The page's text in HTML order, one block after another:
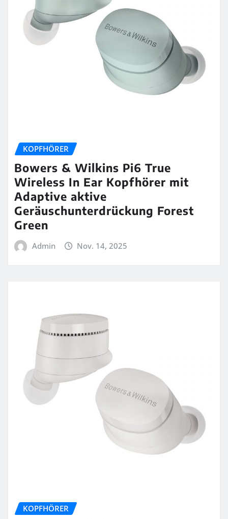
KOPFHÖRER
Bowers & Wilkins Pi6 True
Wireless In Ear Kopfhörer mit
Adaptive aktive
Geräuschunterdrückung Forest
Green
Admin Nov. 14, 2025
KOPFHÖRER